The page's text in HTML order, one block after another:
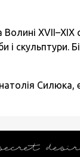
XVII–ХІХ
скульптури.
Силюка,